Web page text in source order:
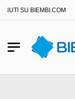
SU BIEMBI.COM